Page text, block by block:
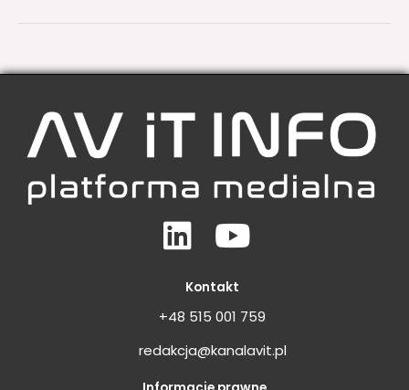
LinkedinYoutube
Kontakt
+48 515 001 759
redakcja@kanalavit.pl